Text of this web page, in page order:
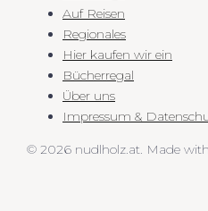
Auf Reisen
Regionales
Hier kaufen wir ein
Bücherregal
Über uns
Impressum &
© 2026 nudlholz.at. Made